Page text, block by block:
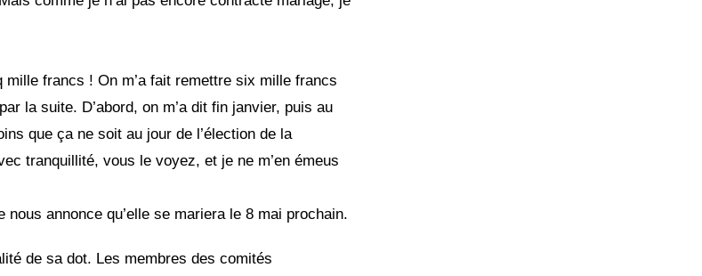
francs ! On m’a fait remettre six mille francs
la suite. D’abord, on m’a dit fin janvier, puis au
que ça ne soit au jour de l’élection de la
tranquillité, vous le voyez, et je ne m’en émeus
annonce qu’elle se mariera le 8 mai prochain.
de sa dot. Les membres des comités